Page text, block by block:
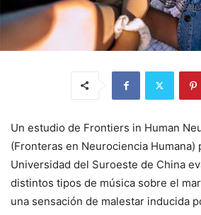
Un estudio de Frontiers in Human
(Fronteras en Neurociencia Humana)
Universidad del Suroeste de China
distintos tipos de música sobre el
una sensación de malestar inducida